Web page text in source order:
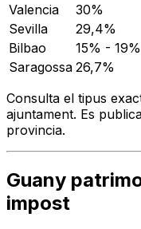
Valencia
30%
Sevilla
29,4%
Bilbao
15% -
Saragossa 26,7%
Consulta el tipus
ajuntament. Es
provincia.
Guany
impost